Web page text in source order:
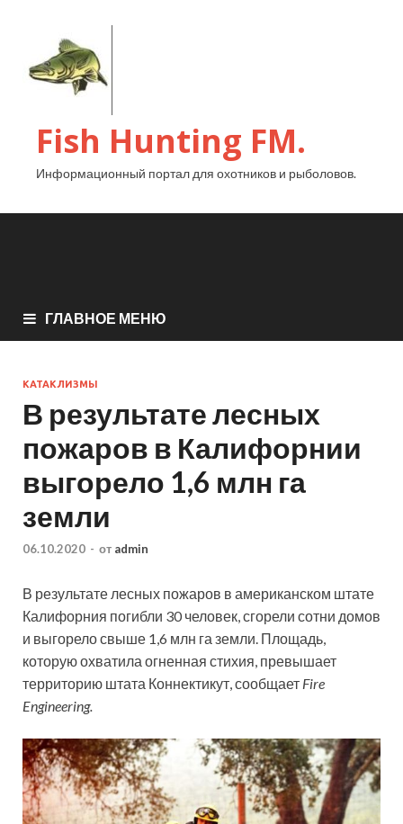
Fish Hunting FM.
Информационный портал для охотников и рыболовов.
ГЛАВНОЕ МЕНЮ
КАТАКЛИЗМЫ
В результате лесных
пожаров в Калифорнии
выгорело 1,6 млн га
земли
06.10.2020 - от admin
В результате лесных пожаров в американском штате
Калифорния погибли 30 человек, сгорели сотни домов
и выгорело свыше 1,6 млн га земли. Площадь,
которую охватила огненная стихия, превышает
территорию штата Коннектикут, сообщает Fire
Engineering.